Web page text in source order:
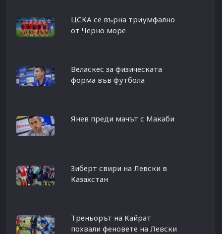
ЦСКА се върна триумфално
от Черно море
Веласкес за физическата
форма във футбола
Янев преди мачът с Макаби
Зиберт свири на Левски в
Казахстан
Треньорът на Кайрат
похвали феновете на Левски